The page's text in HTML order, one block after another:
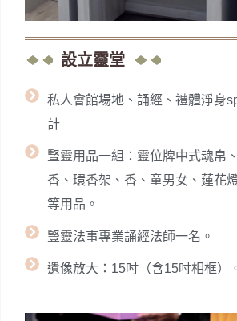
設立靈堂
私人會館場地、誦經、禮體淨身
計
豎靈用品一組：靈位牌中式魂帛
香、環香架、香、童男女、蓮花
等用品。
豎靈法事專業誦經法師一名。
遺像放大：15吋（含15吋相框）